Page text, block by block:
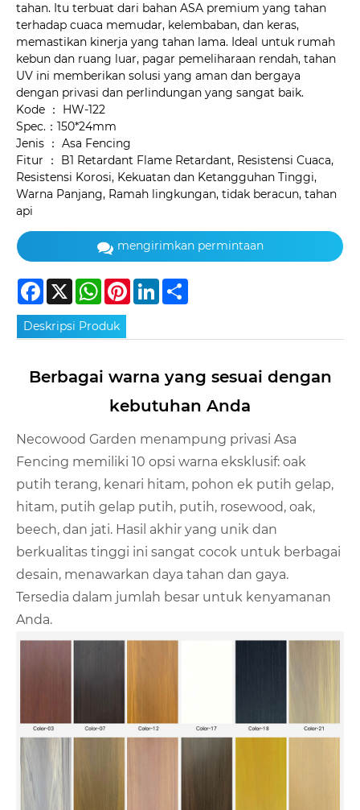
tahan. Itu terbuat dari bahan ASA premium yang tahan
terhadap cuaca memudar, kelembaban, dan keras,
memastikan kinerja yang tahan lama. Ideal untuk rumah
kebun dan ruang luar, pagar pemeliharaan rendah, tahan
UV ini memberikan solusi yang aman dan bergaya
dengan privasi dan perlindungan yang sangat baik.
Kode ： HW-122
Spec.：150*24mm
Jenis ： Asa Fencing
Fitur ： B1 Retardant Flame Retardant, Resistensi Cuaca,
Resistensi Korosi, Kekuatan dan Ketangguhan Tinggi,
Warna Panjang, Ramah lingkungan, tidak beracun, tahan
api
mengirimkan permintaan
Facebook
X WhatsAppPinterestLinkedIn
Deskripsi Produk
Berbagai warna yang sesuai dengan
kebutuhan Anda
Necowood Garden menampung privasi Asa
Fencing memiliki 10 opsi warna eksklusif: oak
putih terang, kenari hitam, pohon ek putih gelap,
hitam, putih gelap putih, putih, rosewood, oak,
beech, dan jati. Hasil akhir yang unik dan
berkualitas tinggi ini sangat cocok untuk berbagai
desain, menawarkan daya tahan dan gaya.
Tersedia dalam jumlah besar untuk kenyamanan
Anda.